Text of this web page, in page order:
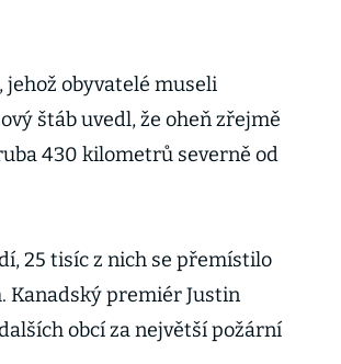
jehož obyvatelé museli
štáb uvedl, že oheň zřejmě
430 kilometrů severně od
25 tisíc z nich se přemístilo
Kanadský premiér Justin
obcí za největší požární